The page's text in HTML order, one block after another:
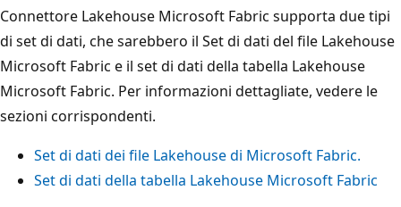
Connettore Lakehouse Microsoft Fabric supporta due tipi
di set di dati, che sarebbero il Set di dati del file Lakehouse
Microsoft Fabric e il set di dati della tabella Lakehouse
Microsoft Fabric. Per informazioni dettagliate, vedere le
sezioni corrispondenti.
Set di dati dei file Lakehouse di Microsoft Fabric.
Set di dati della tabella Lakehouse Microsoft Fabric